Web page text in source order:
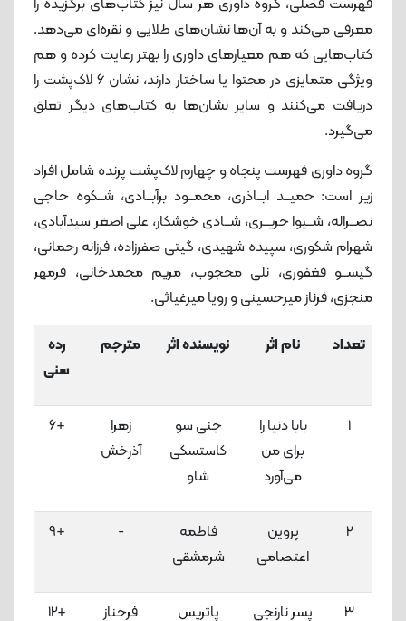
فهرست فصلی، گروه داوری هر سال نیز کتاب‌های برگزیده را
معرفی می‌کند و به آن‌ها نشان‌های طلایی و نقره‌ای می‌دهد.
کتاب‌هایی که هم معیارهای داوری را بهتر رعایت کرده و هم
ویژگی متمایزی در محتوا یا ساختار دارند، نشان ۶ لاک‌پشت را
دریافت می‌کنند و سایر نشان‌ها به کتاب‌های دیگر تعلق
می‌گیرد.
گروه داوری فهرست پنجاه و چهارم لاک‌پشت پرنده شامل افراد
زیر است: حمیــد ابــاذری، محمــود برآبــادی، شــکوه حاجی
نصــراله، شــیوا حریــری، شــادی خوشکار، علی اصغر سیدآبادی،
شهرام شکوری، سپیده شهیدی، گیتی صفرزاده، فرزانه رحمانی،
گیســو فغفوری، نلی محجوب، مریم محمدخانی، فرمهر
منجزی، فرناز میرحسینی و رویا میرغیاثی.
تعداد نام اثر نویسنده اثر مترجم
رده
سنی
1
بابا دنیا را
برای من
می‌آورد
جنی سو
کاستسکی
شاو
زهرا
آذرخش
+6
2
پروین
اعتصامی
فاطمه
شرمشقی
-
+9
3 پسر نارنجی
پاتریس
فرحناز
+12